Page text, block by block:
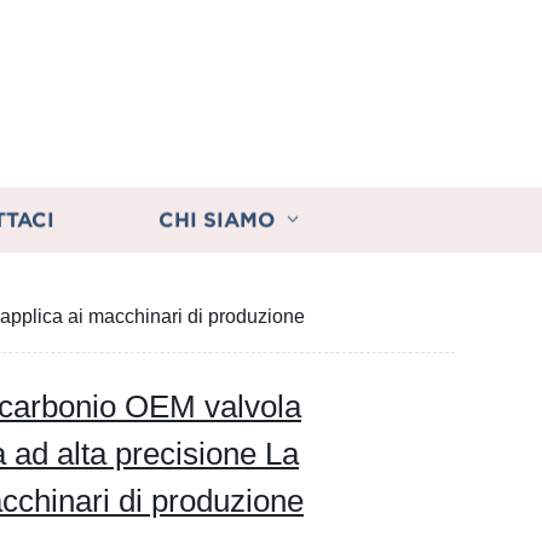
CHI SIAMO
ai macchinari di produzione
OEM valvola
ad alta precisione La
di produzione